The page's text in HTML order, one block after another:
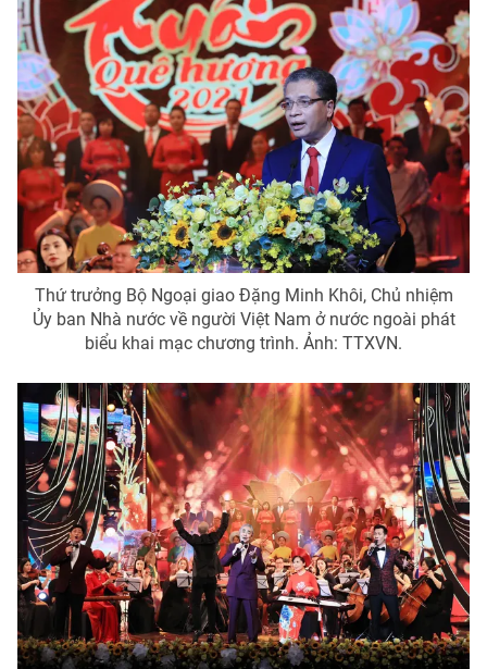
Tổng Biên tập:
Vũ Thanh Thủy
Phó Tổng Biên tập:Nguyễn Thị Mỹ Hạnh, Phạm Quốc Thắng,
Nguyễn Trọng Ninh
Tổng đài VTV:024.38 355 931 - 024.38 355 932
Ðiện thoại Thời báo VTV:024.66 897 897
Email:toasoan@vtv.vn
Liên hệ quảng cáo:
024-7300.7108
® Cấm sao chép dưới mọi hình thức nếu không có sự chấp
thuận bằng văn bản. Ghi rõ nguồn VTV.vn khi phát hành lại
thông tin từ website này.
Thứ trưởng Bộ Ngoại giao Đặng Minh Khôi, Chủ nhiệm
Ủy ban Nhà nước về người Việt Nam ở nước ngoài phát
biểu khai mạc chương trình. Ảnh: TTXVN.